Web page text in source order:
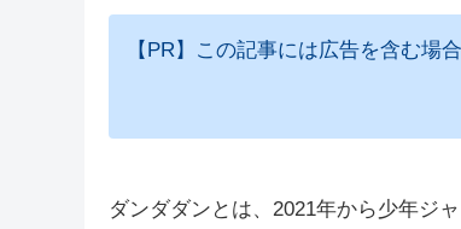
【PR】この記事には広告を含む場
ダンダダンとは、2021年から少年ジ